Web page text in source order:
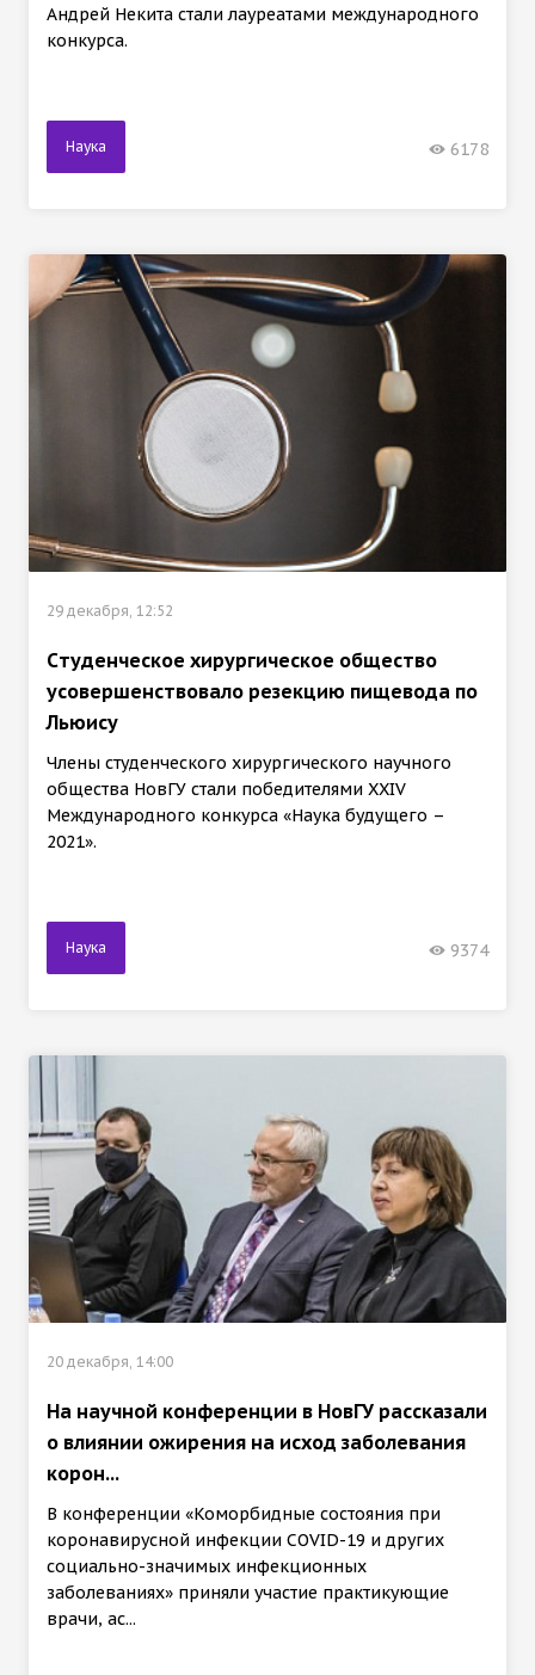
Андрей Некита стали лауреатами международного
конкурса.
Наука 6178
29 декабря, 12:52
Cтуденческое хирургическое общество
усовершенствовало резекцию пищевода по
Льюису
Члены студенческого хирургического научного
общества НовГУ стали победителями XXIV
Международного конкурса «Наука будущего –
2021».
Наука 9374
20 декабря, 14:00
На научной конференции в НовГУ рассказали
о влиянии ожирения на исход заболевания
корон...
В конференции «Коморбидные состояния при
коронавирусной инфекции COVID-19 и других
социально-значимых инфекционных
заболеваниях» приняли участие практикующие
врачи, ас...